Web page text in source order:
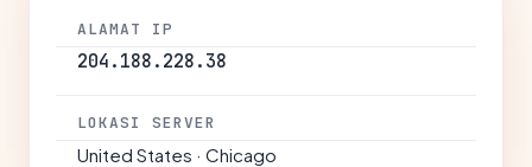
ALAMAT IP
204.188.228.38
LOKASI SERVER
United States · Chicago